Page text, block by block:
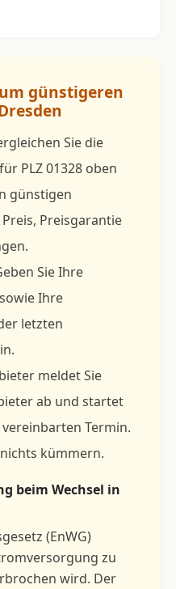
günstigeren
Sie die
PLZ 01328 oben
günstigen
Preisgarantie
Sie Ihre
Ihre
letzten
meldet Sie
ab und startet
Termin.
kümmern.
beim Wechsel in
(EnWG)
zu
wird. Der